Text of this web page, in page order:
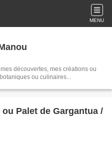
MENU
découvertes, mes créations ou
ou culinaires...
Palet de Gargantua /